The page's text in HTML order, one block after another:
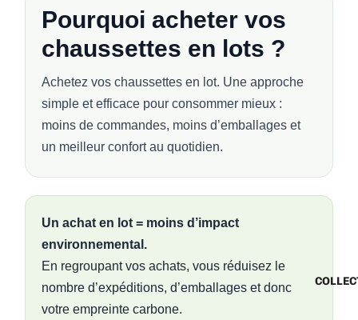
Pourquoi acheter vos
chaussettes en lots ?
Achetez vos chaussettes en lot. Une approche
simple et efficace pour consommer mieux :
moins de commandes, moins d’emballages et
un meilleur confort au quotidien.
Un achat en lot = moins d’impact
environnemental.
En regroupant vos achats, vous réduisez le
nombre d’expéditions, d’emballages et donc
votre empreinte carbone.